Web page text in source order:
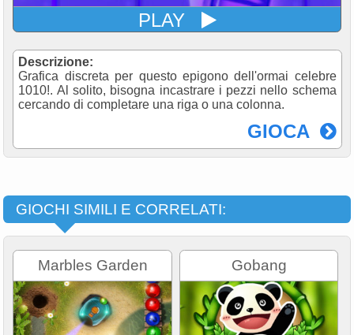
PLAY
Descrizione:
Grafica discreta per questo epigono dell'ormai celebre
1010!. Al solito, bisogna incastrare i pezzi nello schema
cercando di completare una riga o una colonna.
GIOCA
GIOCHI SIMILI E CORRELATI:
Marbles Garden Gobang